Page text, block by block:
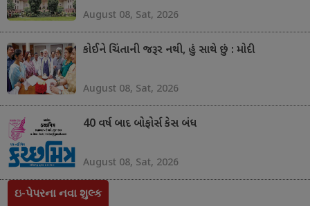
August 08, Sat, 2026
કોઈને ચિંતાની જરૂર નથી, હું સાથે છું : મોદી
August 08, Sat, 2026
40 વર્ષ બાદ બોફોર્સ કેસ બંધ
August 08, Sat, 2026
ઇ-પેપરના નવા શુલ્ક